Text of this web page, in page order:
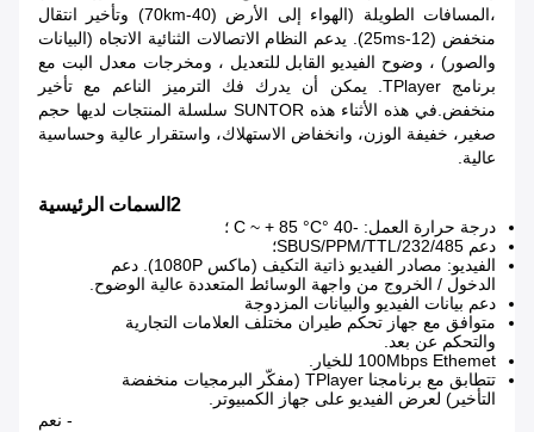
،المسافات الطويلة (الهواء إلى الأرض (40-70km) وتأخير انتقال
منخفض (12-25ms). يدعم النظام الاتصالات الثنائية الاتجاه (البيانات
والصور) ، وضوح الفيديو القابل للتعديل ، ومخرجات معدل البت مع
برنامج TPlayer. يمكن أن يدرك فك الترميز الناعم مع تأخير
منخفض.في هذه الأثناء هذه SUNTOR سلسلة المنتجات لديها حجم
صغير، خفيفة الوزن، وانخفاض الاستهلاك، واستقرار عالية وحساسية
عالية.
2السمات الرئيسية
درجة حرارة العمل: -40 °C ~ + 85 °C ؛
دعم SBUS/PPM/TTL/232/485؛
الفيديو: مصادر الفيديو ذاتية التكيف (ماكس 1080P). دعم
الدخول / الخروج من واجهة الوسائط المتعددة عالية الوضوح.
دعم بيانات الفيديو والبيانات المزدوجة
متوافق مع جهاز تحكم طيران مختلف العلامات التجارية
والتحكم عن بعد.
100Mbps Ethemet للخيار.
تتطابق مع برنامجنا TPlayer (مفكّر البرمجيات منخفضة
التأخير) لعرض الفيديو على جهاز الكمبيوتر.
- نعم